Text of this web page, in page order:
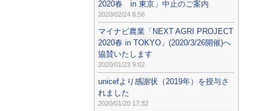
2020春 in 東京」中止のご案内
2020/02/24 8:56
マイナビ農業「NEXT AGRI PROJECT
2020春 in TOKYO」(2020/3/26開催)へ
協賛いたします
2020/01/23 9:02
unicefより感謝状（2019年）を授与さ
れました
2020/01/20 17:32